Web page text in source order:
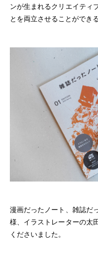
ンが生まれるクリエイティ
とを両立させることができ
漫画だったノート、雑誌だ
様、イラストレーターの太
くださいました。